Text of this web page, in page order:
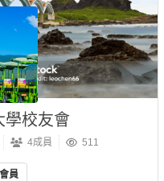
學校友會
4成員 511
員